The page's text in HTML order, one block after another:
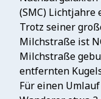
(SMC) Lichtjahre
Trotz seiner
Milchstraße ist
Milchstraße
entfernten
Für einen